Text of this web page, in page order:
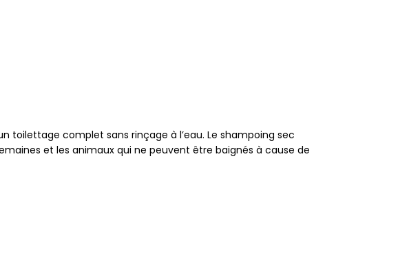
toilettage complet sans rinçage à l’eau. Le shampoing sec
et les animaux qui ne peuvent être baignés à cause de